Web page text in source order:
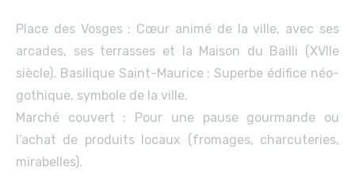
Place des Vosges : Cœur animé de la ville, avec ses
arcades, ses terrasses et la Maison du Bailli (XVIIe
siècle). Basilique Saint-Maurice : Superbe édifice néo-
gothique, symbole de la ville.
Marché couvert : Pour une pause gourmande ou
l’achat de produits locaux (fromages, charcuteries,
mirabelles).